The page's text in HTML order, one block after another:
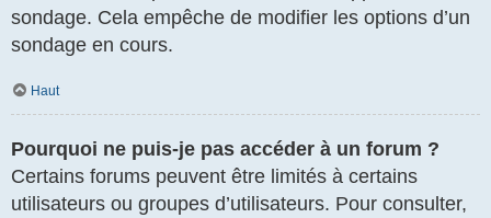
sondage. Cela empêche de modifier les options d’un
sondage en cours.
Haut
Pourquoi ne puis-je pas accéder à un forum ?
Certains forums peuvent être limités à certains
utilisateurs ou groupes d’utilisateurs. Pour consulter,